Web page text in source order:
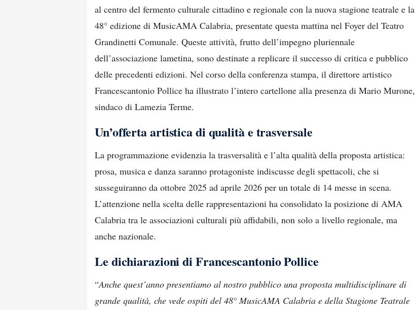
al centro del fermento culturale cittadino e regionale con la nuova stagione teatrale e la
48° edizione di MusicAMA Calabria, presentate questa mattina nel Foyer del Teatro
Grandinetti Comunale. Queste attività, frutto dell’impegno pluriennale
dell’associazione lametina, sono destinate a replicare il successo di critica e pubblico
delle precedenti edizioni. Nel corso della conferenza stampa, il direttore artistico
Francescantonio Pollice ha illustrato l’intero cartellone alla presenza di Mario Murone,
sindaco di Lamezia Terme.
Un’offerta artistica di qualità e trasversale
La programmazione evidenzia la trasversalità e l’alta qualità della proposta artistica:
prosa, musica e danza saranno protagoniste indiscusse degli spettacoli, che si
susseguiranno da ottobre 2025 ad aprile 2026 per un totale di 14 messe in scena.
L’attenzione nella scelta delle rappresentazioni ha consolidato la posizione di AMA
Calabria tra le associazioni culturali più affidabili, non solo a livello regionale, ma
anche nazionale.
Le dichiarazioni di Francescantonio Pollice
“Anche quest’anno presentiamo al nostro pubblico una proposta multidisciplinare di
grande qualità, che vede ospiti del 48° MusicAMA Calabria e della Stagione Teatrale